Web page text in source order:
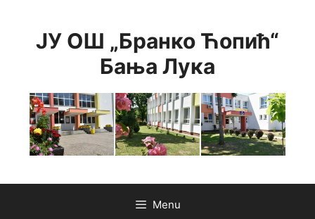
contentЈУ ОШ „Бранко Ћопић“
Бања Лука
Menu